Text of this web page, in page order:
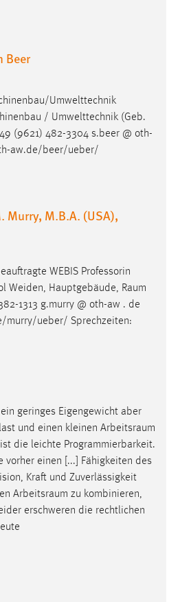
Beer
Umwelttechnik
/ Umwelttechnik (Geb.
(9621) 482-3304 s.beer @ oth-
aw.de/beer/ueber/
Murry, M.B.A. (USA),
WEBIS Professorin
Weiden, Hauptgebäude, Raum
1313 g.murry @ oth-aw . de
murry/ueber/ Sprechzeiten:
geringes Eigengewicht aber
und einen kleinen Arbeitsraum
die leichte Programmierbarkeit.
vorher einen [...] Fähigkeiten des
Kraft und Zuverlässigkeit
Arbeitsraum zu kombinieren,
erschweren die rechtlichen
gesetzt.